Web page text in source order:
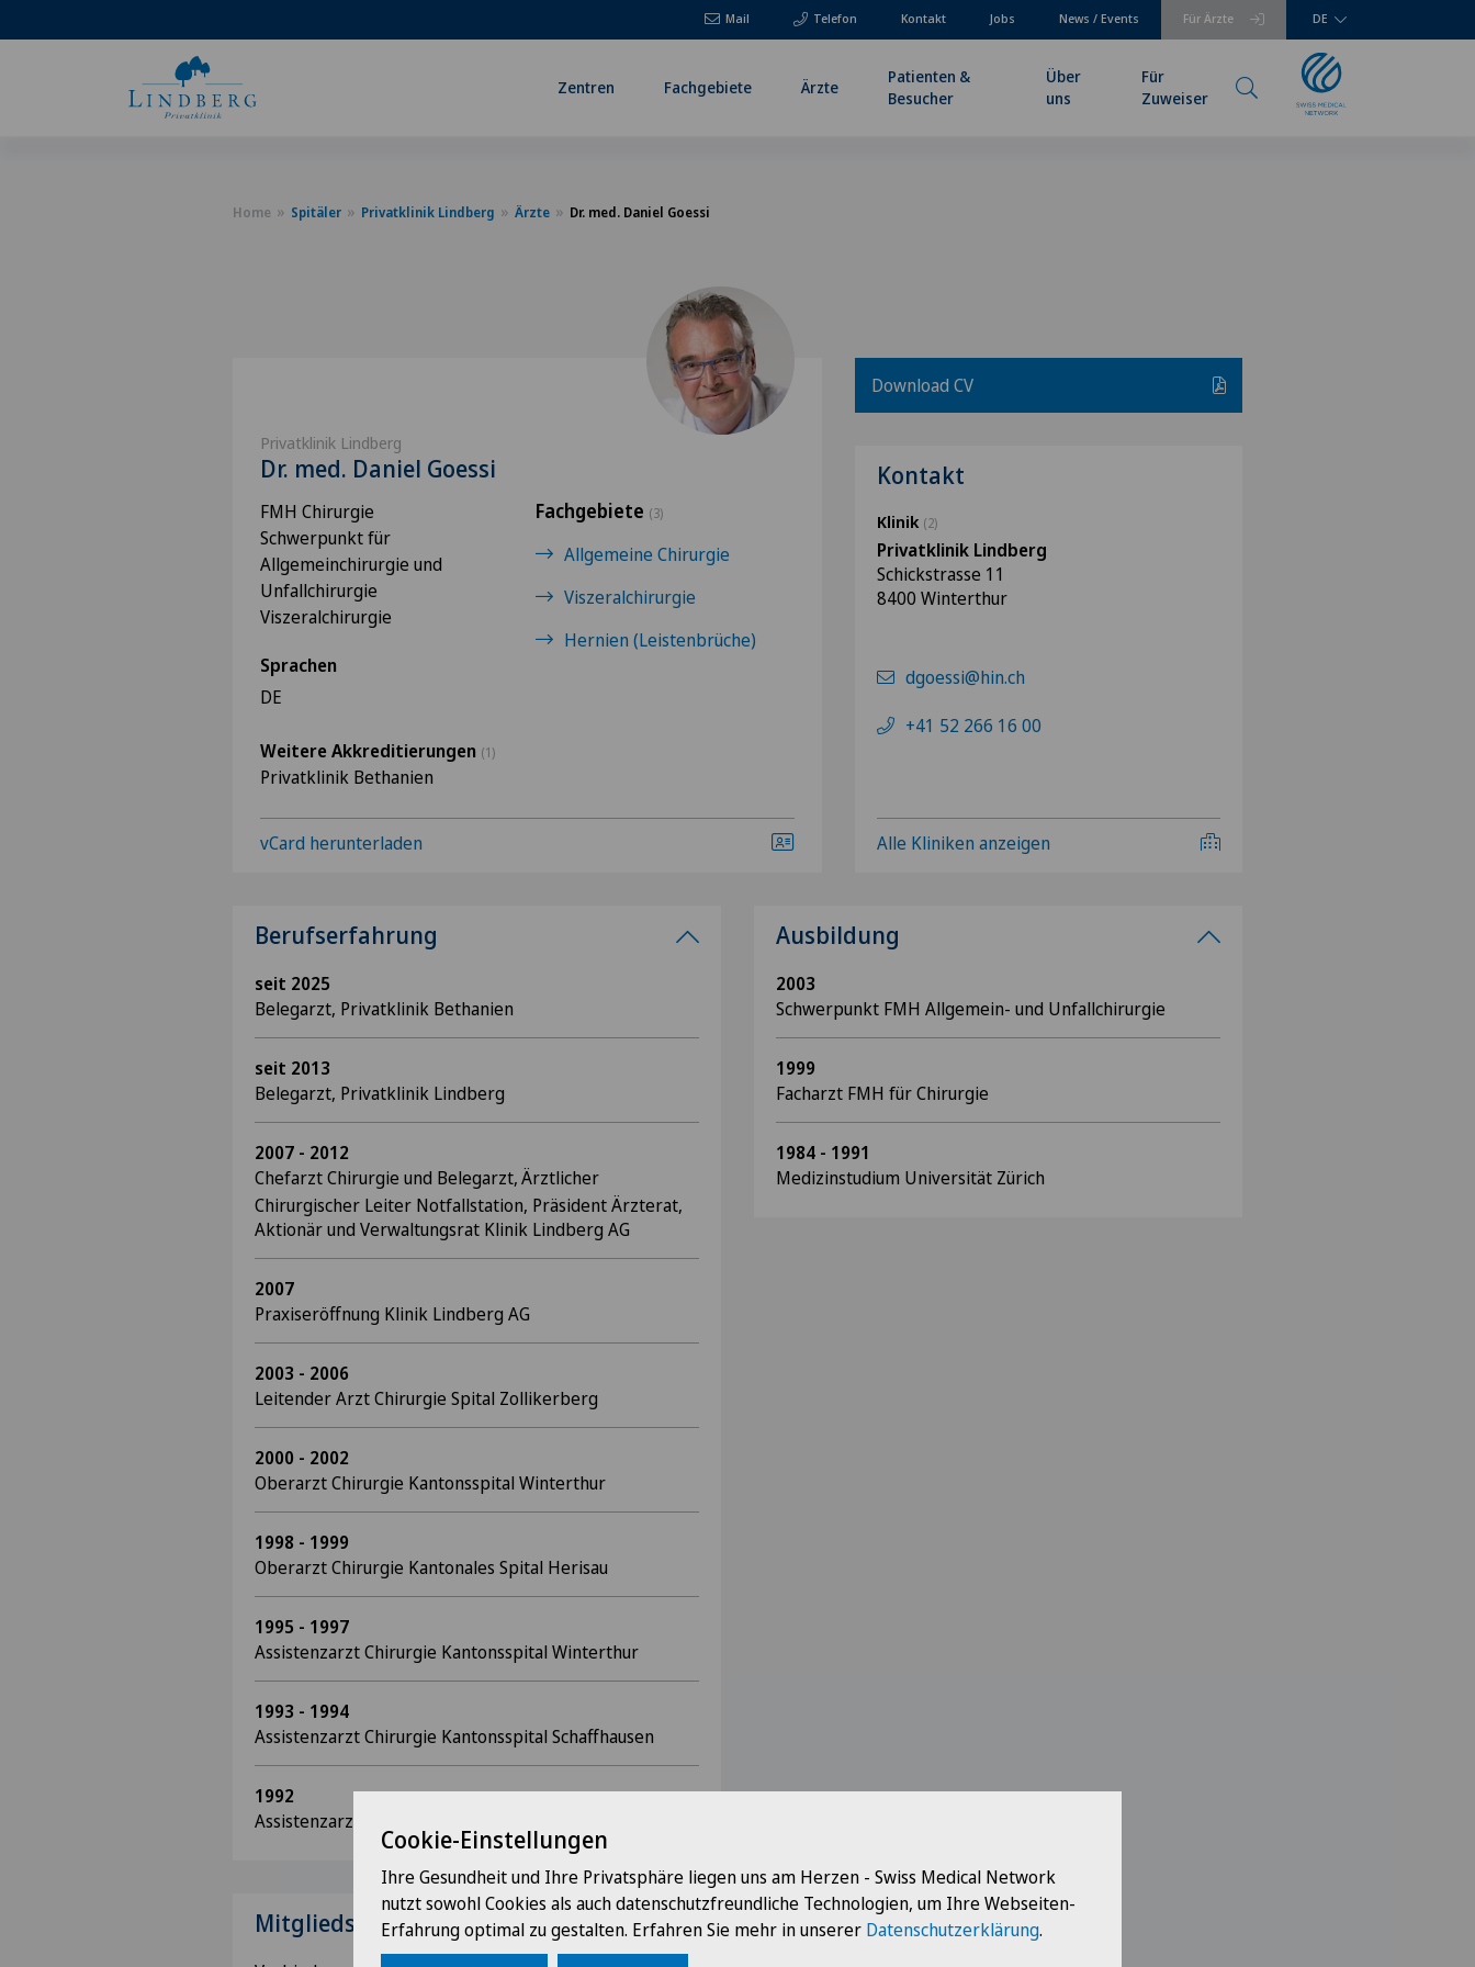
Mail Telefon Für Ärzte
Kontakt Jobs News / Events DE
Zentren Fachgebiete Ärzte
Patienten &
Besucher
Über
uns
Für
Zuweiser
Home Spitäler Privatklinik Lindberg Ärzte Dr. med. Daniel Goessi
Privatklinik Lindberg
Dr. med. Daniel Goessi
FMH Chirurgie
Schwerpunkt für
Allgemeinchirurgie und
Unfallchirurgie
Viszeralchirurgie
Sprachen
DE
Fachgebiete (3)
Allgemeine Chirurgie
Viszeralchirurgie
Hernien (Leistenbrüche)
Weitere Akkreditierungen (1)
Privatklinik Bethanien
vCard herunterladen
Download CV
Kontakt
Klinik (2)
Privatklinik Lindberg
Schickstrasse 11
8400 Winterthur
dgoessi@hin.ch
+41 52 266 16 00
Alle Kliniken anzeigen
Berufserfahrung
seit 2025
Belegarzt, Privatklinik Bethanien
seit 2013
Belegarzt, Privatklinik Lindberg
2007 - 2012
Chefarzt Chirurgie und Belegarzt,Ärztlicher
Chirurgischer Leiter Notfallstation, Präsident Ärzterat,
Aktionär und Verwaltungsrat Klinik Lindberg AG
2007
Praxiseröffnung Klinik Lindberg AG
2003 - 2006
Leitender Arzt Chirurgie Spital Zollikerberg
2000 - 2002
Oberarzt Chirurgie Kantonsspital Winterthur
1998 - 1999
Oberarzt Chirurgie Kantonales Spital Herisau
1995 - 1997
Assistenzarzt Chirurgie Kantonsspital Winterthur
1993 - 1994
Assistenzarzt Chirurgie Kantonsspital Schaffhausen
1992
Assistenzarzt Anästhesie Kantonsspital Schaffhausen
Mitgliedschaften
Ausbildung
2003
Schwerpunkt FMH Allgemein- und Unfallchirurgie
1999
Facharzt FMH für Chirurgie
1984 - 1991
Medizinstudium Universität Zürich
Cookie-Einstellungen
Ihre Gesundheit und Ihre Privatsphäre liegen uns am Herzen - Swiss Medical Network
nutzt sowohl Cookies als auch datenschutzfreundliche Technologien, um Ihre Webseiten-
Erfahrung optimal zu gestalten. Erfahren Sie mehr in unserer Datenschutzerklärung.